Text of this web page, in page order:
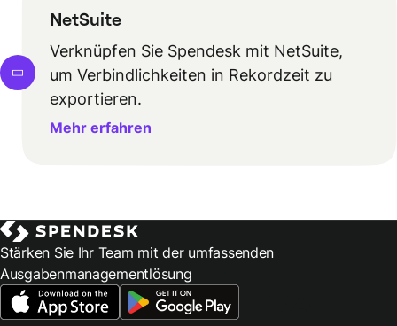
NetSuite
Verknüpfen Sie Spendesk mit NetSuite,
um Verbindlichkeiten in Rekordzeit zu
exportieren.
Mehr erfahren
Stärken Sie Ihr Team mit der umfassenden
Ausgabenmanagementlösung